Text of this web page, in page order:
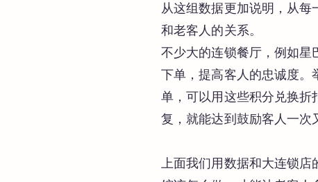
从这组数据更加说明，从
和老客人的关系。
不少大的连锁餐厅，例如星
下单，提高客人的忠诚度
单，可以用这些积分兑换折
复，就能达到鼓励客人一次
上面我们用数据和大连锁店